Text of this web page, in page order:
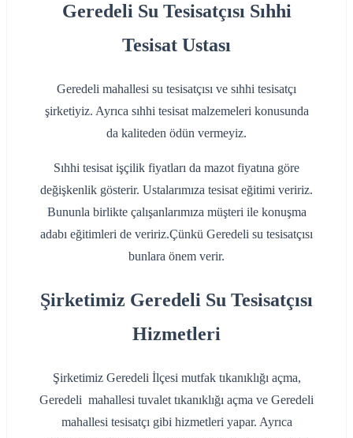
Geredeli Su Tesisatçısı Sıhhi
Tesisat Ustası
Geredeli mahallesi su tesisatçısı ve sıhhi tesisatçı
şirketiyiz. Ayrıca sıhhi tesisat malzemeleri konusunda
da kaliteden ödün vermeyiz.
Sıhhi tesisat işçilik fiyatları da mazot fiyatına göre
değişkenlik gösterir. Ustalarımıza tesisat eğitimi veririz.
Bununla birlikte çalışanlarımıza müşteri ile konuşma
adabı eğitimleri de veririz.Çünkü Geredeli su tesisatçısı
bunlara önem verir.
Şirketimiz Geredeli Su Tesisatçısı
Hizmetleri
Şirketimiz Geredeli İlçesi mutfak tıkanıklığı açma,
Geredeli mahallesi tuvalet tıkanıklığı açma ve Geredeli
mahallesi tesisatçı gibi hizmetleri yapar. Ayrıca